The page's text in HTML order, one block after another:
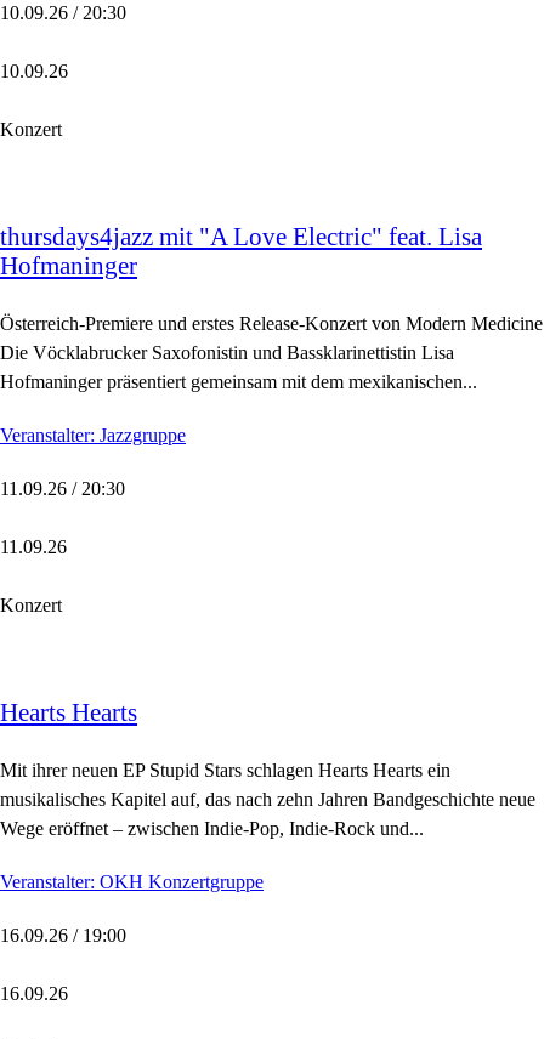
10.09.26 / 20:30
10.09.26
Konzert
thursdays4jazz mit "A Love Electric" feat. Lisa
Hofmaninger
Österreich-Premiere und erstes Release-Konzert von Modern Medicine
Die Vöcklabrucker Saxofonistin und Bassklarinettistin Lisa
Hofmaninger präsentiert gemeinsam mit dem mexikanischen...
Veranstalter: Jazzgruppe
11.09.26 / 20:30
11.09.26
Konzert
Hearts Hearts
Mit ihrer neuen EP Stupid Stars schlagen Hearts Hearts ein
musikalisches Kapitel auf, das nach zehn Jahren Bandgeschichte neue
Wege eröffnet – zwischen Indie-Pop, Indie-Rock und...
Veranstalter: OKH Konzertgruppe
16.09.26 / 19:00
16.09.26